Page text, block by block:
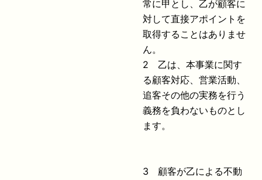
常に甲とし、乙が顧客に
対して直接アポイントを
取得することはありませ
ん。
2 乙は、本事業に関す
る顧客対応、営業活動、
追客その他の実務を行う
義務を負わないものとし
ます。
3 顧客が乙による不動